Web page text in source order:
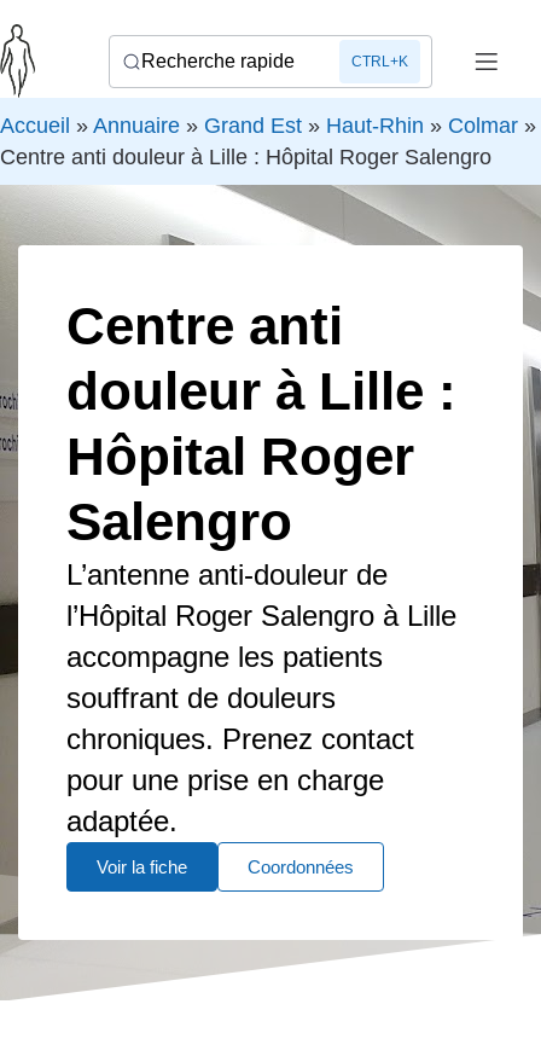
Recherche rapide CTRL+K
Accueil » Annuaire » Grand Est » Haut-Rhin » Colmar »
Centre anti douleur à Lille : Hôpital Roger Salengro
Centre anti
douleur à Lille :
Hôpital Roger
Salengro
L’antenne anti-douleur de
l’Hôpital Roger Salengro à Lille
accompagne les patients
souffrant de douleurs
chroniques. Prenez contact
pour une prise en charge
adaptée.
Voir la fiche Coordonnées